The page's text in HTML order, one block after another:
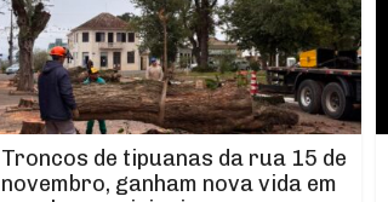
Troncos de tipuanas da rua 15 de
novembro, ganham nova vida em